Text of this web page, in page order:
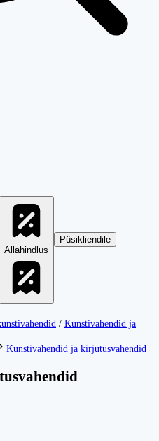
Allahindlus
Püsikliendile
/ Kunstivahendid ja
Kunstivahendid ja kirjutusvahendid